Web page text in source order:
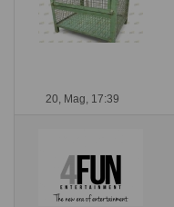
20, Mag, 17:39